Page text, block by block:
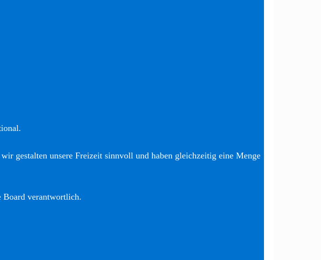
gestalten unsere Freizeit sinnvoll und haben gleichzeitig eine Menge
Board verantwortlich.